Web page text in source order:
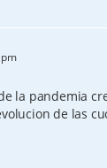
pm
la pandemia
de las